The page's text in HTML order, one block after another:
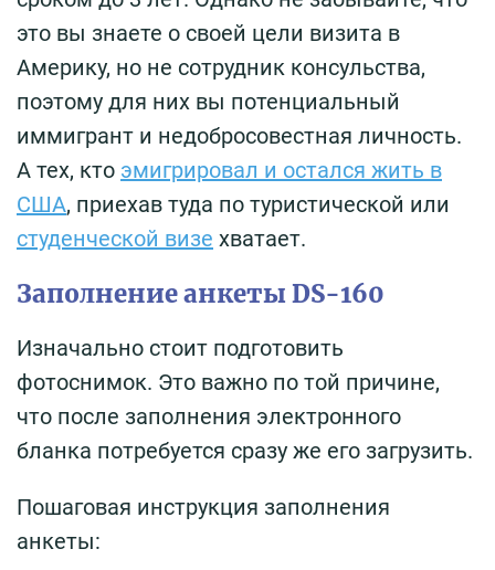
это вы знаете о своей цели визита в
Америку, но не сотрудник консульства,
поэтому для них вы потенциальный
иммигрант и недобросовестная личность.
А тех, кто эмигрировал и остался жить в
США, приехав туда по туристической или
студенческой визе хватает.
Заполнение анкеты DS-160
Изначально стоит подготовить
фотоснимок. Это важно по той причине,
что после заполнения электронного
бланка потребуется сразу же его загрузить.
Пошаговая инструкция заполнения
анкеты: